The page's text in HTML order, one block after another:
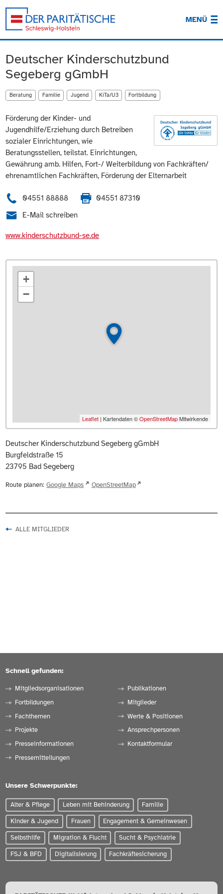
MENÜ
Deutscher Kinderschutzbund
Segeberg gGmbH
Beratung Familie Jugend KiTa/U3 Fortbildung
Förderung der Kinder- und
Jugendhilfe/Erziehung durch Betreiben
sozialer Einrichtungen, wie
Beratungsstellen, teilstat. Einrichtungen,
Gewährung amb. Hilfen, Fort-/ Weiterbildung von Fachkräften/
ehrenamtlichen Fachkräften, Förderung der Elternarbeit
04551 88888
04551 87310
E-Mail schreiben
www.kinderschutzbund-se.de
+
−
Leaflet | Kartendaten ©OpenStreetMapMitwirkende
Deutscher Kinderschutzbund Segeberg gGmbH
Burgfeldstraße 15
23795 Bad Segeberg
Route planen: Google Maps OpenStreetMap
ALLE MITGLIEDER
Schnell gefunden:
Mitgliedsorganisationen
Fortbildungen
Fachthemen
Projekte
Presseinformationen
Pressemitteilungen
Publikationen
Mitglieder
Werte & Positionen
Ansprechpersonen
Kontaktformular
Unsere Schwerpunkte:
Alter & Pflege Leben mit Behinderung Familie
Kinder & Jugend Frauen Engagement & Gemeinwesen
Selbsthilfe Migration & Flucht Sucht & Psychiatrie
FSJ & BFD Digitalisierung Fachkräftesicherung